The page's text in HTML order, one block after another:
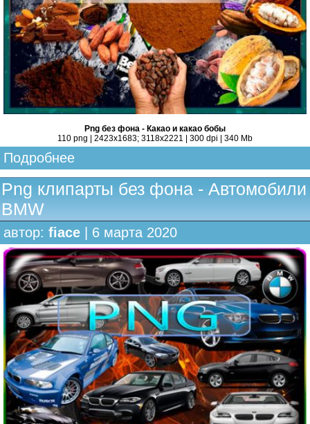
Png без фона - Какао и какао бобы
110 png | 2423x1683; 3118х2221 | 300 dpi | 340 Mb
Подробнее
Png клипарты без фона - Автомобили
BMW
автор: fiace | 6 марта 2020